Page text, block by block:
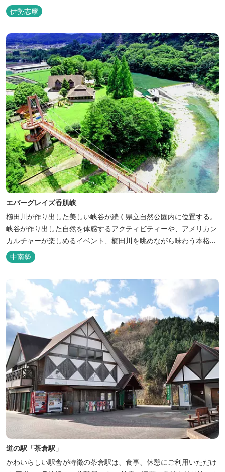
どうぞお楽しみください。 ゆったりと・・のんびりと・・くつろぎ
の時間がここにあります。
伊勢志摩
エバーグレイズ香肌峡
櫛田川が作り出した美しい峡谷が続く県立自然公園内に位置する。
峡谷が作り出した自然を体感するアクティビティーや、アメリカン
カルチャーが楽しめるイベント、櫛田川を眺めながら味わう本格的
なアメリカンＢＢＱを体験することができる。 松阪の観光情報は、
松阪観光インフォメーションサイト ワクワ...
中南勢
道の駅「茶倉駅」
かわいらしい駅舎が特徴の茶倉駅は、食事、休憩にご利用いただけ